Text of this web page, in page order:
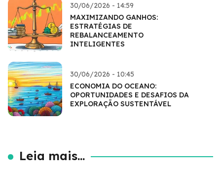
30/06/2026 - 14:59
MAXIMIZANDO GANHOS:
ESTRATÉGIAS DE
REBALANCEAMENTO
INTELIGENTES
30/06/2026 - 10:45
ECONOMIA DO OCEANO:
OPORTUNIDADES E DESAFIOS DA
EXPLORAÇÃO SUSTENTÁVEL
Leia mais...